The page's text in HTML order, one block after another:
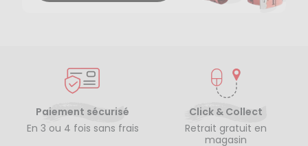
Paiement sécurisé
En 3 ou 4 fois sans frais
Click & Collect
Retrait gratuit en
magasin